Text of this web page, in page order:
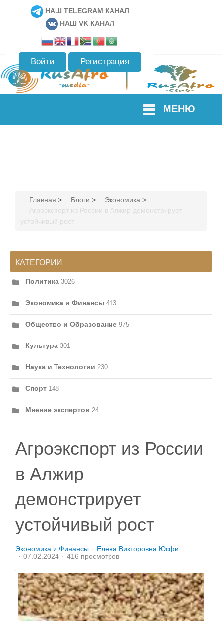
НАШ TELEGRAM КАНАЛ
НАШ VK КАНАЛ
Войти Регистрация
МЕНЮ
Главная > Блоги > Экономика >
Агроэкспорт из России в Алжир демонстрирует
устойчивый рост
КАТЕГОРИИ
Политика 3026
Экономика и Финансы 413
Общество и Образование 975
Культура 301
Наука и Технологии 230
Спорт 148
Мнение экспертов 24
Агроэкспорт из России
в Алжир
демонстрирует
устойчивый рост
Экономика и Финансы
Елена Викторовна Юсфи
07.02.2024
416 просмотров